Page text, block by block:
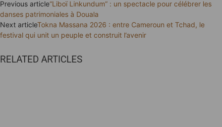
Previous article“Liboï Linkundum” : un spectacle pour célébrer les
danses patrimoniales à Douala
Next articleTokna Massana 2026 : entre Cameroun et Tchad, le
festival qui unit un peuple et construit l’avenir
RELATED ARTICLES